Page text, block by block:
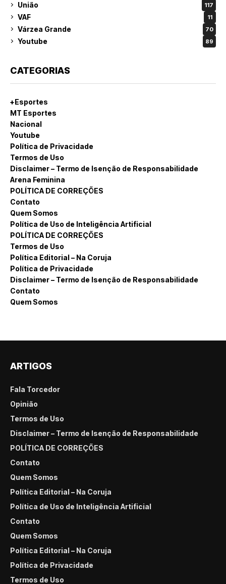
União 117
VAF 11
Várzea Grande 70
Youtube 89
CATEGORIAS
+Esportes
MT Esportes
Nacional
Youtube
Política de Privacidade
Termos de Uso
Disclaimer – Termo de Isenção de Responsabilidade
Arena Feminina
POLÍTICA DE CORREÇÕES
Contato
Quem Somos
Política de Uso de Inteligência Artificial
POLÍTICA DE CORREÇÕES
Termos de Uso
Política Editorial – Na Coruja
Política de Privacidade
Disclaimer – Termo de Isenção de Responsabilidade
Contato
Quem Somos
ARTIGOS
Fala Torcedor
Opinião
Termos de Uso
Disclaimer – Termo de Isenção de Responsabilidade
POLÍTICA DE CORREÇÕES
Contato
Quem Somos
Política Editorial – Na Coruja
Política de Uso de Inteligência Artificial
Contato
Quem Somos
Política Editorial – Na Coruja
Política de Privacidade
Termos de Uso